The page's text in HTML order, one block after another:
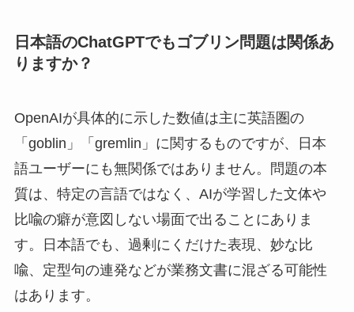
日本語のChatGPTでもゴブリン問題は関係あ
りますか？
OpenAIが具体的に示した数値は主に英語圏の
「goblin」「gremlin」に関するものですが、日本
語ユーザーにも無関係ではありません。問題の本
質は、特定の言語ではなく、AIが学習した文体や
比喩の癖が意図しない場面で出ることにありま
す。日本語でも、過剰にくだけた表現、妙な比
喩、定型句の連発などが業務文書に混ざる可能性
はあります。